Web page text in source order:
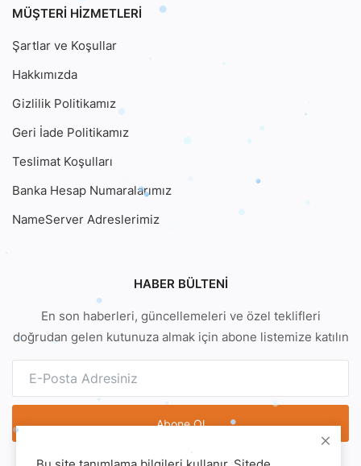
MÜŞTERI HIZMETLERI
Şartlar ve Koşullar
Hakkımızda
Gizlilik Politikamız
Geri İade Politikamız
Teslimat Koşulları
Banka Hesap Numaralarımız
NameServer Adreslerimiz
HABER BÜLTENI
En son haberleri, güncellemeleri ve özel teklifleri
doğrudan gelen kutunuza almak için abone listemize katılın
Abone Ol